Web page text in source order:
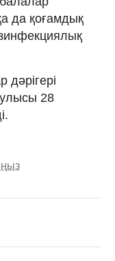
да қоғамдық
28